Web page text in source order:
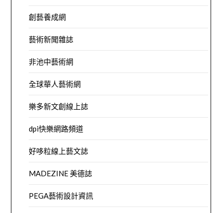
創藝養成網
藝術新聞雜誌
非池中藝術網
全球華人藝術網
樂多新文創線上誌
dpi快樂網路頻道
好哆粒線上藝文誌
MADEZINE 美德誌
PEGA藝術設計資訊